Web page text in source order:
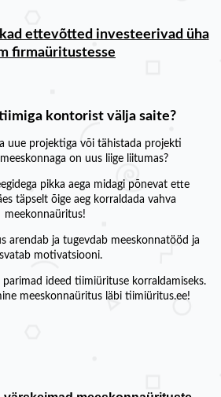
ettevõtted investeerivad üha
firmaüritustesse
kontorist välja saite?
uue projektiga või tähistada projekti
on uus liige liitumas?
pikka aega midagi põnevat ette
täpselt õige aeg korraldada vahva
meekonnaüritus!
arendab ja tugevdab meeskonnatööd ja
motivatsiooni.
parimad ideed tiimiürituse korraldamiseks.
meeskonnaüritus läbi tiimiüritus.ee!